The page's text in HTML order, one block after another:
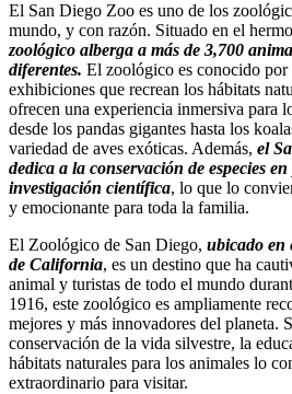
El San Diego Zoo es uno de los
mundo, y con razón. Situado en el
zoológico alberga a más de 3,700
diferentes. El zoológico es conocido por
exhibiciones que recrean los hábitats
ofrecen una experiencia inmersiva para
desde los pandas gigantes hasta los
variedad de aves exóticas. Además, el
dedica a la conservación de especies
investigación científica, lo que lo
y emocionante para toda la familia.
El Zoológico de San Diego, ubicado en
de California, es un destino que ha
animal y turistas de todo el mundo
1916, este zoológico es ampliamente
mejores y más innovadores del planeta.
conservación de la vida silvestre, la
hábitats naturales para los animales lo
extraordinario para visitar.